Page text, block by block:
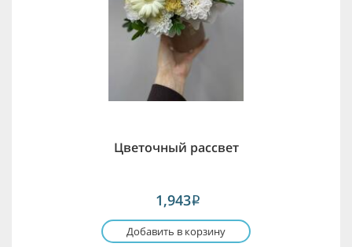
Цветочный рассвет
1,943i
Добавить в корзину